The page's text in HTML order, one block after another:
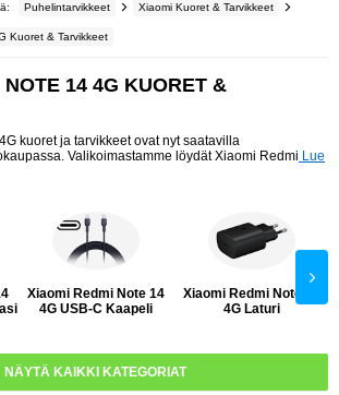
Puhelintarvikkeet Xiaomi Kuoret & Tarvikkeet
Kuoret & Tarvikkeet
14 4G KUORET &
kuoret ja tarvikkeet ovat nyt saatavilla
Valikoimastamme löydät Xiaomi Redmi Lue
Xiaomi Redmi Note 14
4G USB-C Kaapeli
Xiaomi Redmi Note 14
4G Laturi
NÄYTÄ KAIKKI KATEGORIAT